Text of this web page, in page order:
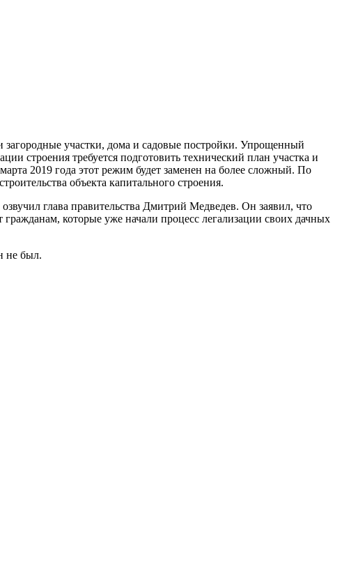
участки, дома и садовые постройки. Упрощенный
строения требуется подготовить технический план участка и
2019 года этот режим будет заменен на более сложный. По
объекта капитального строения.
глава правительства Дмитрий Медведев. Он заявил, что
которые уже начали процесс легализации своих дачных
не был.